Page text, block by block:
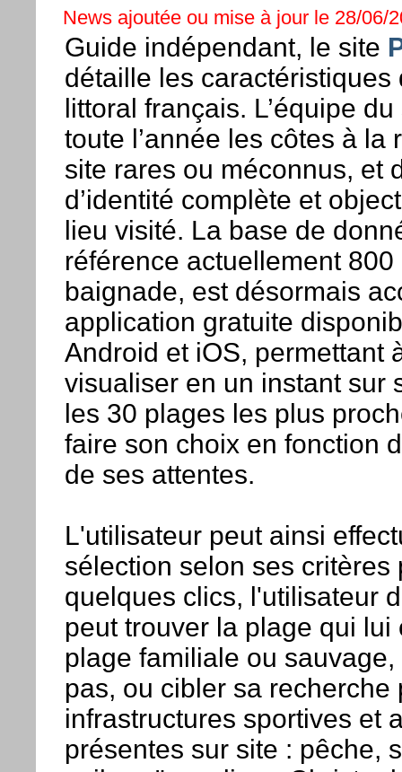
News ajoutée ou mise à jour le 28/06/
Guide indépendant, le site
détaille les caractéristiques
littoral français. L’équipe
toute l’année les côtes à la
site rares ou méconnus, et
d’identité complète et
lieu visité. La base de
référence actuellement 800
baignade, est désormais
application gratuite
Android et iOS, permettant
visualiser en un instant sur
les 30 plages les plus
faire son choix en fonction
de ses attentes.
L'utilisateur peut ainsi
sélection selon ses critères
quelques clics, l'utilisateur
peut trouver la plage qui lui
plage familiale ou
pas, ou cibler sa recherche
infrastructures sportives et
présentes sur site : pêche,